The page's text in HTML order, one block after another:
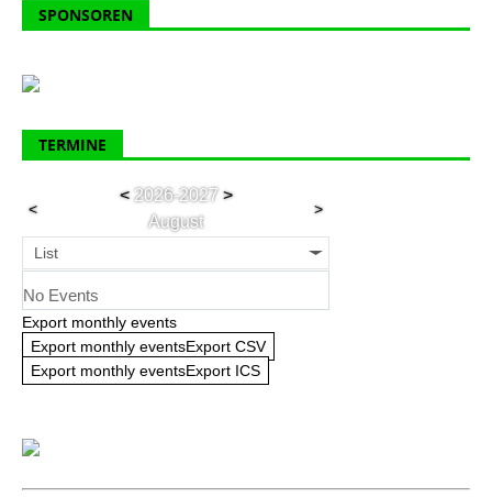
SPONSOREN
TERMINE
<
<2026-2027 >
August
>
List
No Events
Export monthly events
Export monthly eventsExport CSV
Export monthly eventsExport ICS